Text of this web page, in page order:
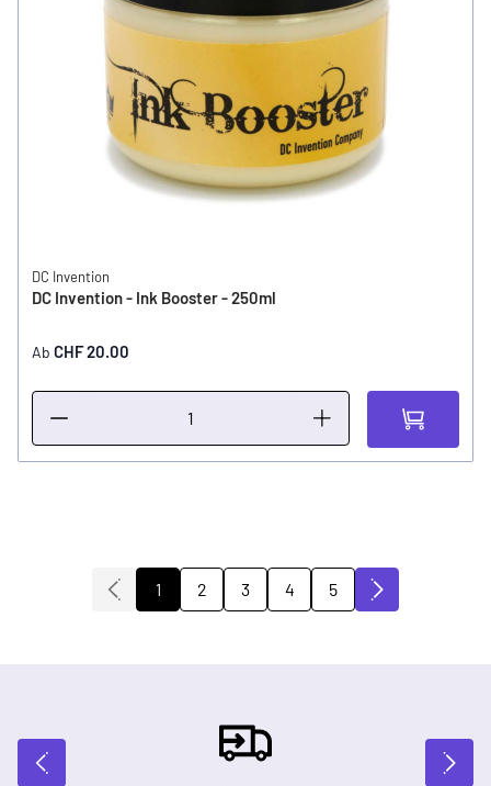
DC Invention
DC Invention - Ink Booster - 250ml
Ab CHF 20.00
Sie lesen gerade die Seite
1
Seite
2
Seite
3
Seite
4
Seite
5